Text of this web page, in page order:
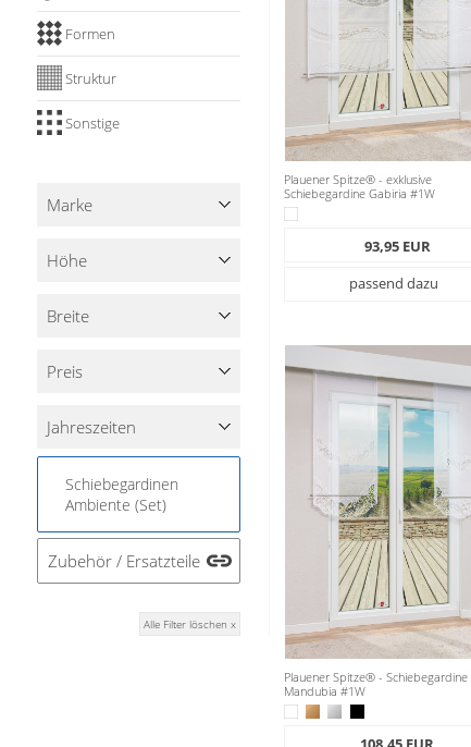
Formen
Struktur
Sonstige
Marke
Höhe
Breite
Preis
Jahreszeiten
Schiebegardinen
Ambiente (Set)
Zubehör / Ersatzteile
Alle Filter löschen x
Plauener Spitze® - exklusive
Schiebegardine Gabiria #1W
93,95 EUR
passend dazu
Plauener Spitze® - Schiebegardine
Mandubia #1W